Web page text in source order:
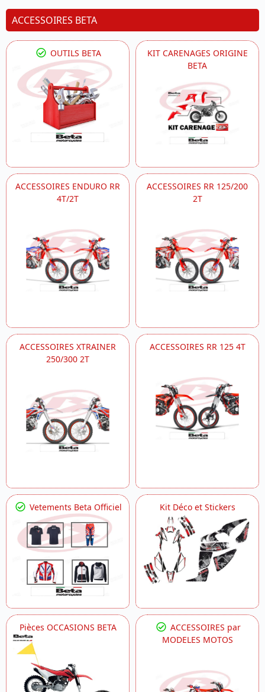
ACCESSOIRES BETA
OUTILS BETA
KIT CARENAGES ORIGINE
BETA
ACCESSOIRES ENDURO RR
4T/2T
ACCESSOIRES RR 125/200
2T
ACCESSOIRES XTRAINER
250/300 2T
ACCESSOIRES RR 125 4T
Vetements Beta Officiel Kit Déco et Stickers
Pièces OCCASIONS BETA
ACCESSOIRES par
MODELES MOTOS